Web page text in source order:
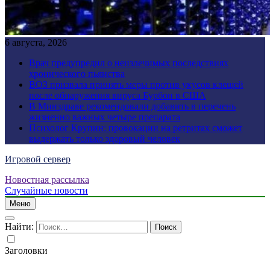
6 августа, 2026
Врач предупредил о неизлечимых последствиях
хронического пьянства
ВОЗ призвала принять меры против укусов клещей
после обнаружения вируса Бурбон в США
В Минздраве рекомендовали добавить в перечень
жизненно важных четыре препарата
Психолог Крупин: провокации на ретритах сможет
выдержать только здоровый человек
Игровой сервер
Новостная рассылка
Случайные новости
Меню
Найти:
Заголовки